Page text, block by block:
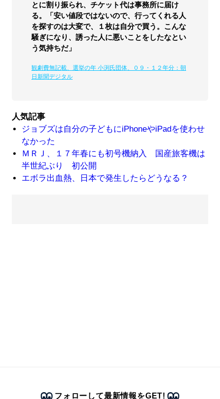
とに割り振られ、チケット代は事務所に届け
る。「安い値段ではないので、行ってくれる人
を探すのは大変で、１枚は自分で買う。こんな
騒ぎになり、誘った人に悪いことをしたなとい
う気持ちだ」
観劇費無記載、選挙の年 小渕氏団体、０９・１２年分：朝
日新聞デジタル
人気記事
ジョブズは自分の子どもにiPhoneやiPadを使わせ
なかった
ＭＲＪ、１７年春にも初号機納入 国産旅客機は
半世紀ぶり 初公開
エボラ出血熱、日本で発生したらどうなる？
フォローして最新情報をGET!